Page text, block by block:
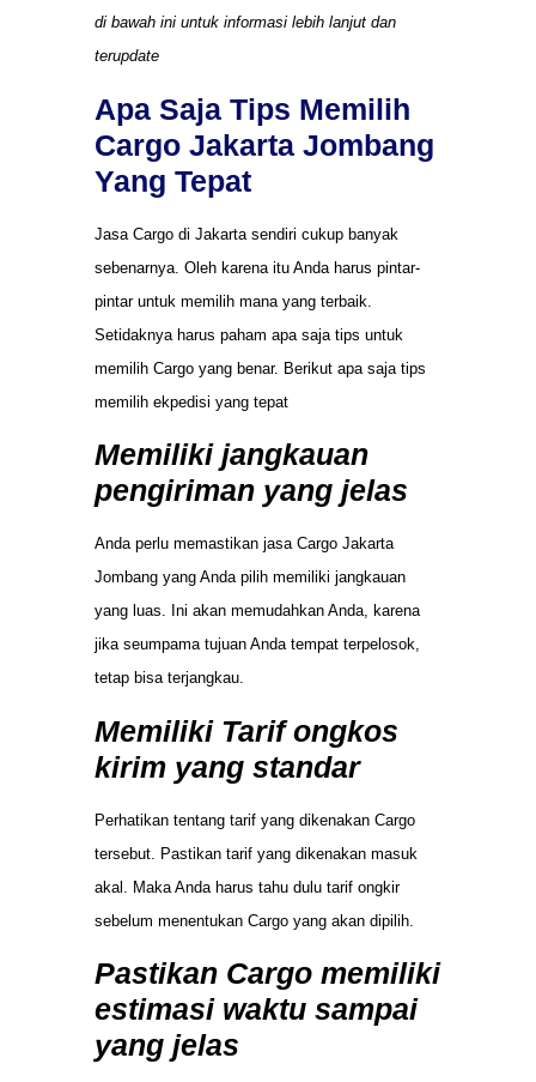
di bawah ini untuk informasi lebih lanjut dan
terupdate
Apa Saja Tips Memilih
Cargo Jakarta Jombang
Yang Tepat
Jasa Cargo di Jakarta sendiri cukup banyak
sebenarnya. Oleh karena itu Anda harus pintar-
pintar untuk memilih mana yang terbaik.
Setidaknya harus paham apa saja tips untuk
memilih Cargo yang benar. Berikut apa saja tips
memilih ekpedisi yang tepat
Memiliki jangkauan
pengiriman yang jelas
Anda perlu memastikan jasa Cargo Jakarta
Jombang yang Anda pilih memiliki jangkauan
yang luas. Ini akan memudahkan Anda, karena
jika seumpama tujuan Anda tempat terpelosok,
tetap bisa terjangkau.
Memiliki Tarif ongkos
kirim yang standar
Perhatikan tentang tarif yang dikenakan Cargo
tersebut. Pastikan tarif yang dikenakan masuk
akal. Maka Anda harus tahu dulu tarif ongkir
sebelum menentukan Cargo yang akan dipilih.
Pastikan Cargo memiliki
estimasi waktu sampai
yang jelas